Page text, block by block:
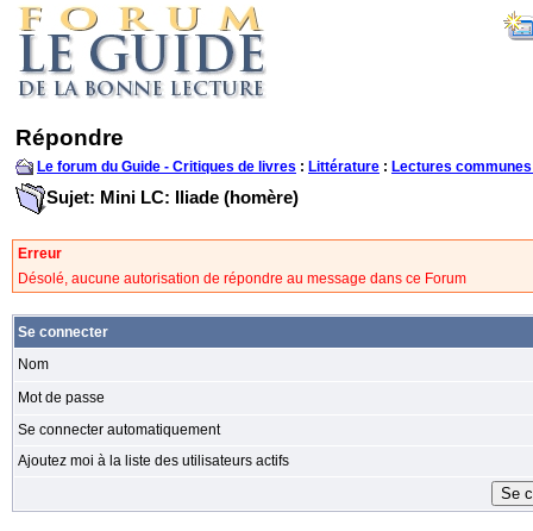
Répondre
Le forum du Guide - Critiques de livres : Littérature : Lectures
Sujet: Mini LC: Iliade (homère)
Erreur
Désolé, aucune autorisation de répondre au message dans ce Forum
Se connecter
Nom
Mot de passe
Se connecter automatiquement
Ajoutez moi à la liste des utilisateurs actifs